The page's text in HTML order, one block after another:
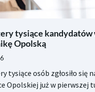
tysiące kandydatów
Opolską
tysiące osób zgłosiło się
Opolskiej już w pierwszej